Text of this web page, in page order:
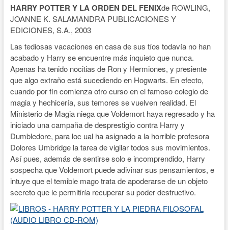
HARRY POTTER Y LA ORDEN DEL FENIXde ROWLING,
JOANNE K. SALAMANDRA PUBLICACIONES Y
EDICIONES, S.A., 2003
Las tediosas vacaciones en casa de sus tíos todavía no han
acabado y Harry se encuentre más inquieto que nunca.
Apenas ha tenido nocitias de Ron y Hermiones, y presiente
que algo extraño está sucediendo en Hogwarts. En efecto,
cuando por fin comienza otro curso en el famoso colegio de
magia y hechicería, sus temores se vuelven realidad. El
Ministerio de Magia niega que Voldemort haya regresado y ha
iniciado una campaña de desprestigio contra Harry y
Dumbledore, para loc ual ha asignado a la horrible profesora
Dolores Umbridge la tarea de vigilar todos sus movimientos.
Así pues, además de sentirse solo e incomprendido, Harry
sospecha que Voldemort puede adivinar sus pensamientos, e
intuye que el temible mago trata de apoderarse de un objeto
secreto que le permitiría recuperar su poder destructivo.